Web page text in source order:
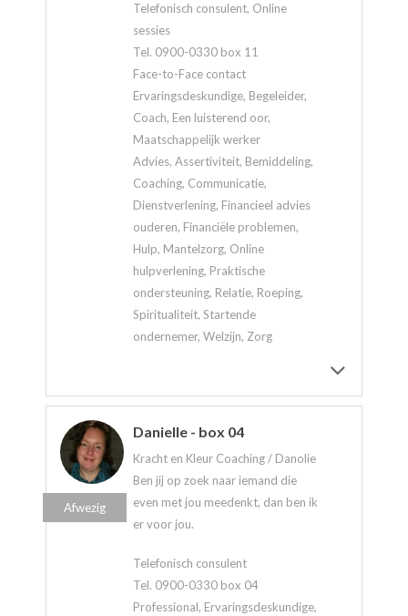
Telefonisch consulent, Online
sessies
Tel. 0900-0330 box 11
Face-to-Face contact
Ervaringsdeskundige, Begeleider,
Coach, Een luisterend oor,
Maatschappelijk werker
Advies, Assertiviteit, Bemiddeling,
Coaching, Communicatie,
Dienstverlening, Financieel advies
ouderen, Financiële problemen,
Hulp, Mantelzorg, Online
hulpverlening, Praktische
ondersteuning, Relatie, Roeping,
Spiritualiteit, Startende
ondernemer, Welzijn, Zorg
Danielle - box 04
Kracht en Kleur Coaching / Danolie
Ben jij op zoek naar iemand die
even met jou meedenkt, dan ben ik
er voor jou.
Telefonisch consulent
Tel. 0900-0330 box 04
Professional, Ervaringsdeskundige,
Afwezig